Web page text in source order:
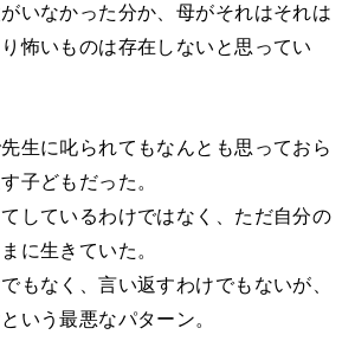
いなかった分か、母がそれはそれは
怖いものは存在しないと思ってい
生に叱られてもなんとも思っておら
子どもだった。
しているわけではなく、ただ自分の
に生きていた。
もなく、言い返すわけでもないが、
いう最悪なパターン。